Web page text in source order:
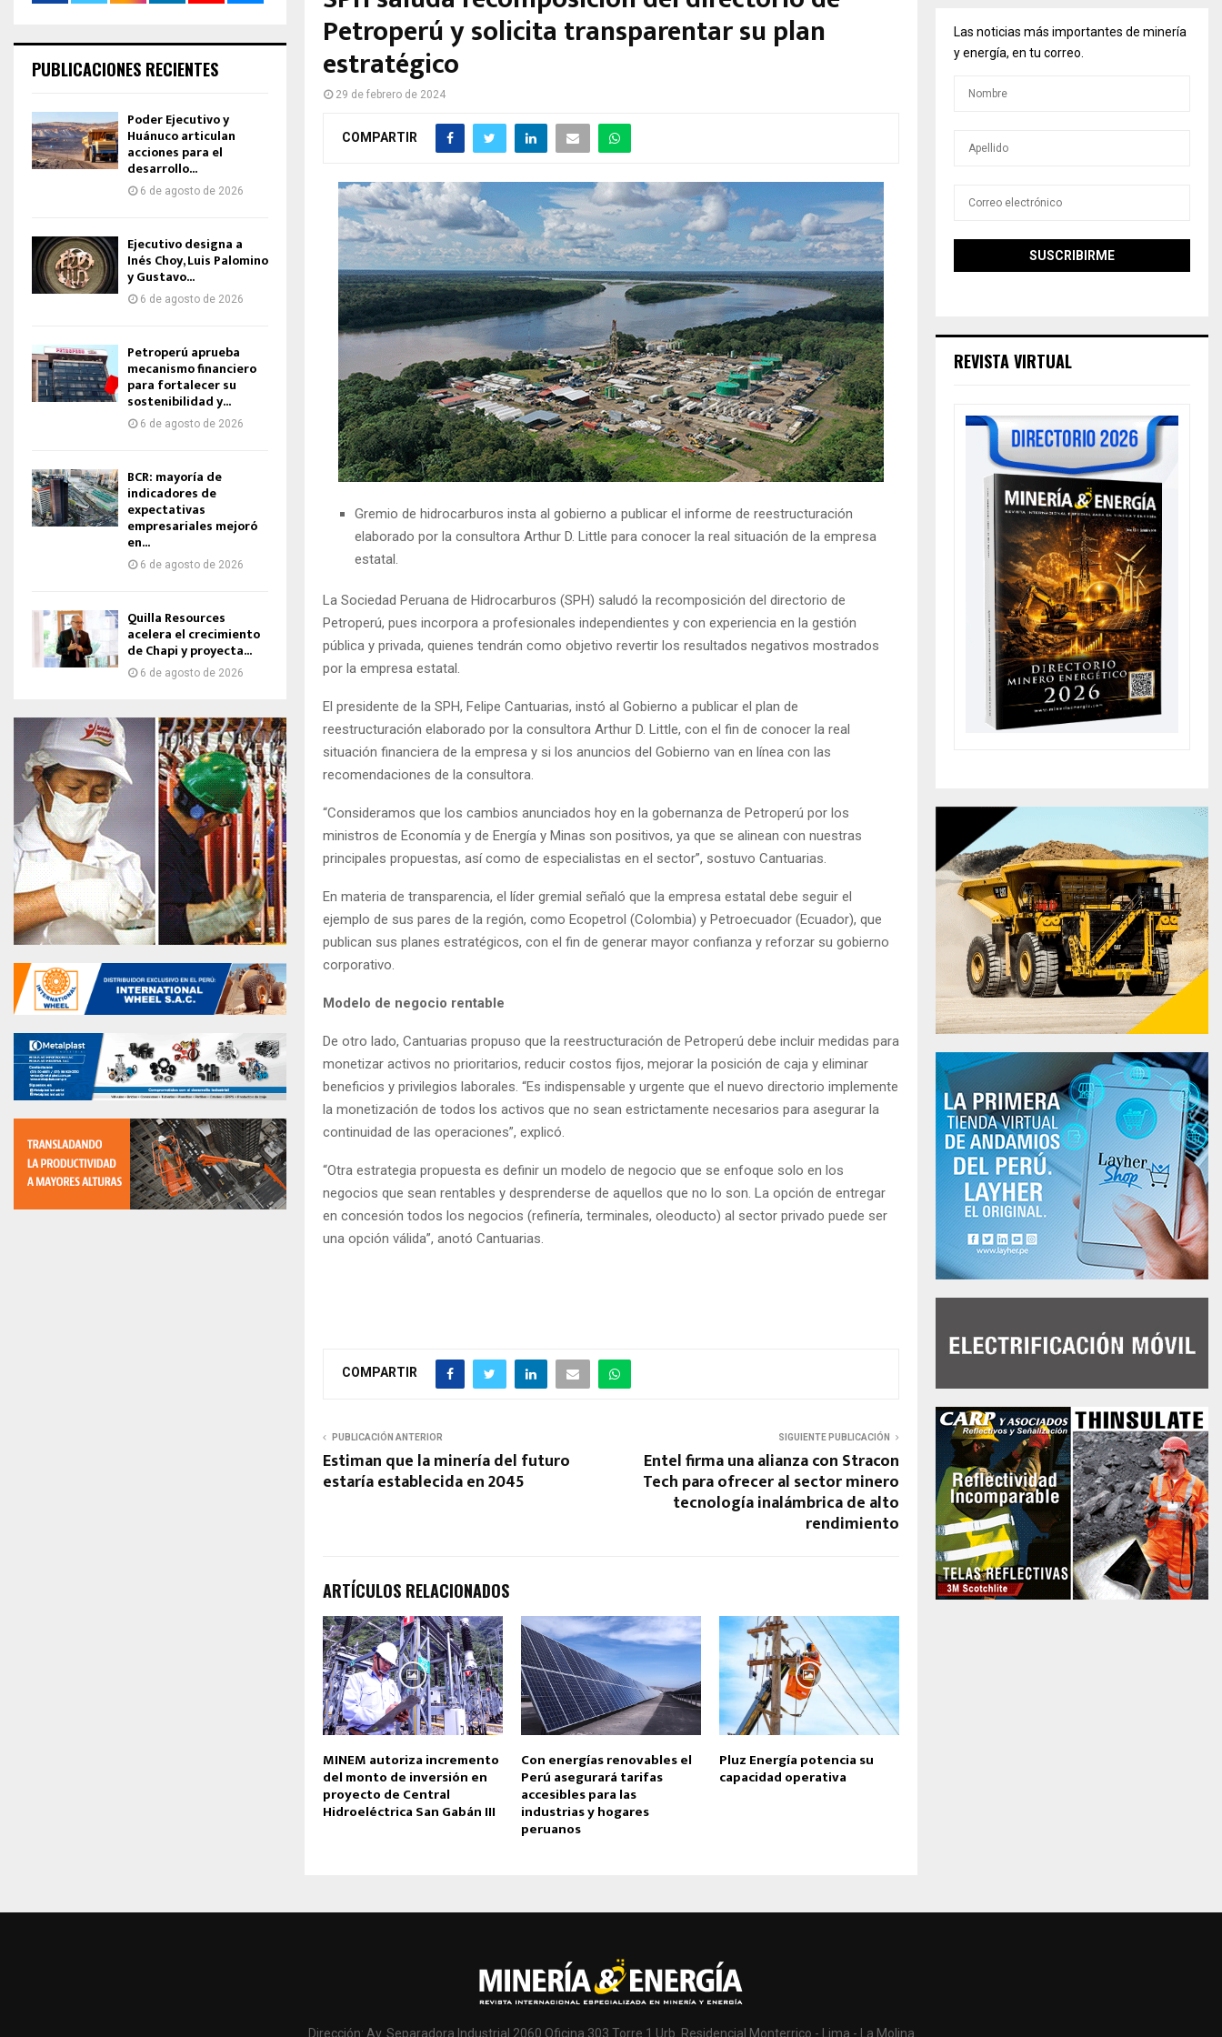
Petroperú y solicita transparentar su plan
estratégico
29 de febrero de 2024
COMPARTIR
Gremio de hidrocarburos insta al gobierno a publicar el informe de reestructuración
elaborado por la consultora Arthur D. Little para conocer la real situación de la empresa
estatal.
La Sociedad Peruana de Hidrocarburos (SPH) saludó la recomposición del directorio de
Petroperú, pues incorpora a profesionales independientes y con experiencia en la gestión
pública y privada, quienes tendrán como objetivo revertir los resultados negativos mostrados
por la empresa estatal.
El presidente de la SPH, Felipe Cantuarias, instó al Gobierno a publicar el plan de
reestructuración elaborado por la consultora Arthur D. Little, con el fin de conocer la real
situación financiera de la empresa y si los anuncios del Gobierno van en línea con las
recomendaciones de la consultora.
“Consideramos que los cambios anunciados hoy en la gobernanza de Petroperú por los
ministros de Economía y de Energía y Minas son positivos, ya que se alinean con nuestras
principales propuestas, así como de especialistas en el sector”, sostuvo Cantuarias.
En materia de transparencia, el líder gremial señaló que la empresa estatal debe seguir el
ejemplo de sus pares de la región, como Ecopetrol (Colombia) y Petroecuador (Ecuador), que
publican sus planes estratégicos, con el fin de generar mayor confianza y reforzar su gobierno
corporativo.
Modelo de negocio rentable
De otro lado, Cantuarias propuso que la reestructuración de Petroperú debe incluir medidas para
monetizar activos no prioritarios, reducir costos fijos, mejorar la posición de caja y eliminar
beneficios y privilegios laborales. “Es indispensable y urgente que el nuevo directorio implemente
la monetización de todos los activos que no sean estrictamente necesarios para asegurar la
continuidad de las operaciones”, explicó.
“Otra estrategia propuesta es definir un modelo de negocio que se enfoque solo en los
negocios que sean rentables y desprenderse de aquellos que no lo son. La opción de entregar
en concesión todos los negocios (refinería, terminales, oleoducto) al sector privado puede ser
una opción válida”, anotó Cantuarias.
COMPARTIR
PUBLICACIÓN ANTERIOR
Estiman que la minería del futuro
estaría establecida en 2045
SIGUIENTE PUBLICACIÓN
Entel firma una alianza con Stracon
Tech para ofrecer al sector minero
tecnología inalámbrica de alto
rendimiento
ARTÍCULOS RELACIONADOS
MINEM autoriza incremento
del monto de inversión en
proyecto de Central
Hidroeléctrica San Gabán III
Con energías renovables el
Perú asegurará tarifas
accesibles para las
industrias y hogares
peruanos
Pluz Energía potencia su
capacidad operativa
PUBLICACIONES RECIENTES
Poder Ejecutivo y
Huánuco articulan
acciones para el
desarrollo...
6 de agosto de 2026
Ejecutivo designa a
Inés Choy, Luis Palomino
y Gustavo...
6 de agosto de 2026
Petroperú aprueba
mecanismo financiero
para fortalecer su
sostenibilidad y...
6 de agosto de 2026
BCR: mayoría de
indicadores de
expectativas
empresariales mejoró
en...
6 de agosto de 2026
Quilla Resources
acelera el crecimiento
de Chapi y proyecta...
6 de agosto de 2026
Las noticias más importantes de minería
y energía, en tu correo.
REVISTA VIRTUAL
Dirección: Av. Separadora Industrial 2060 Oficina 303 Torre 1 Urb. Residencial Monterrico - Lima - La Molina